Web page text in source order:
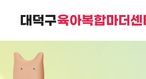
대덕구육아복합마더센